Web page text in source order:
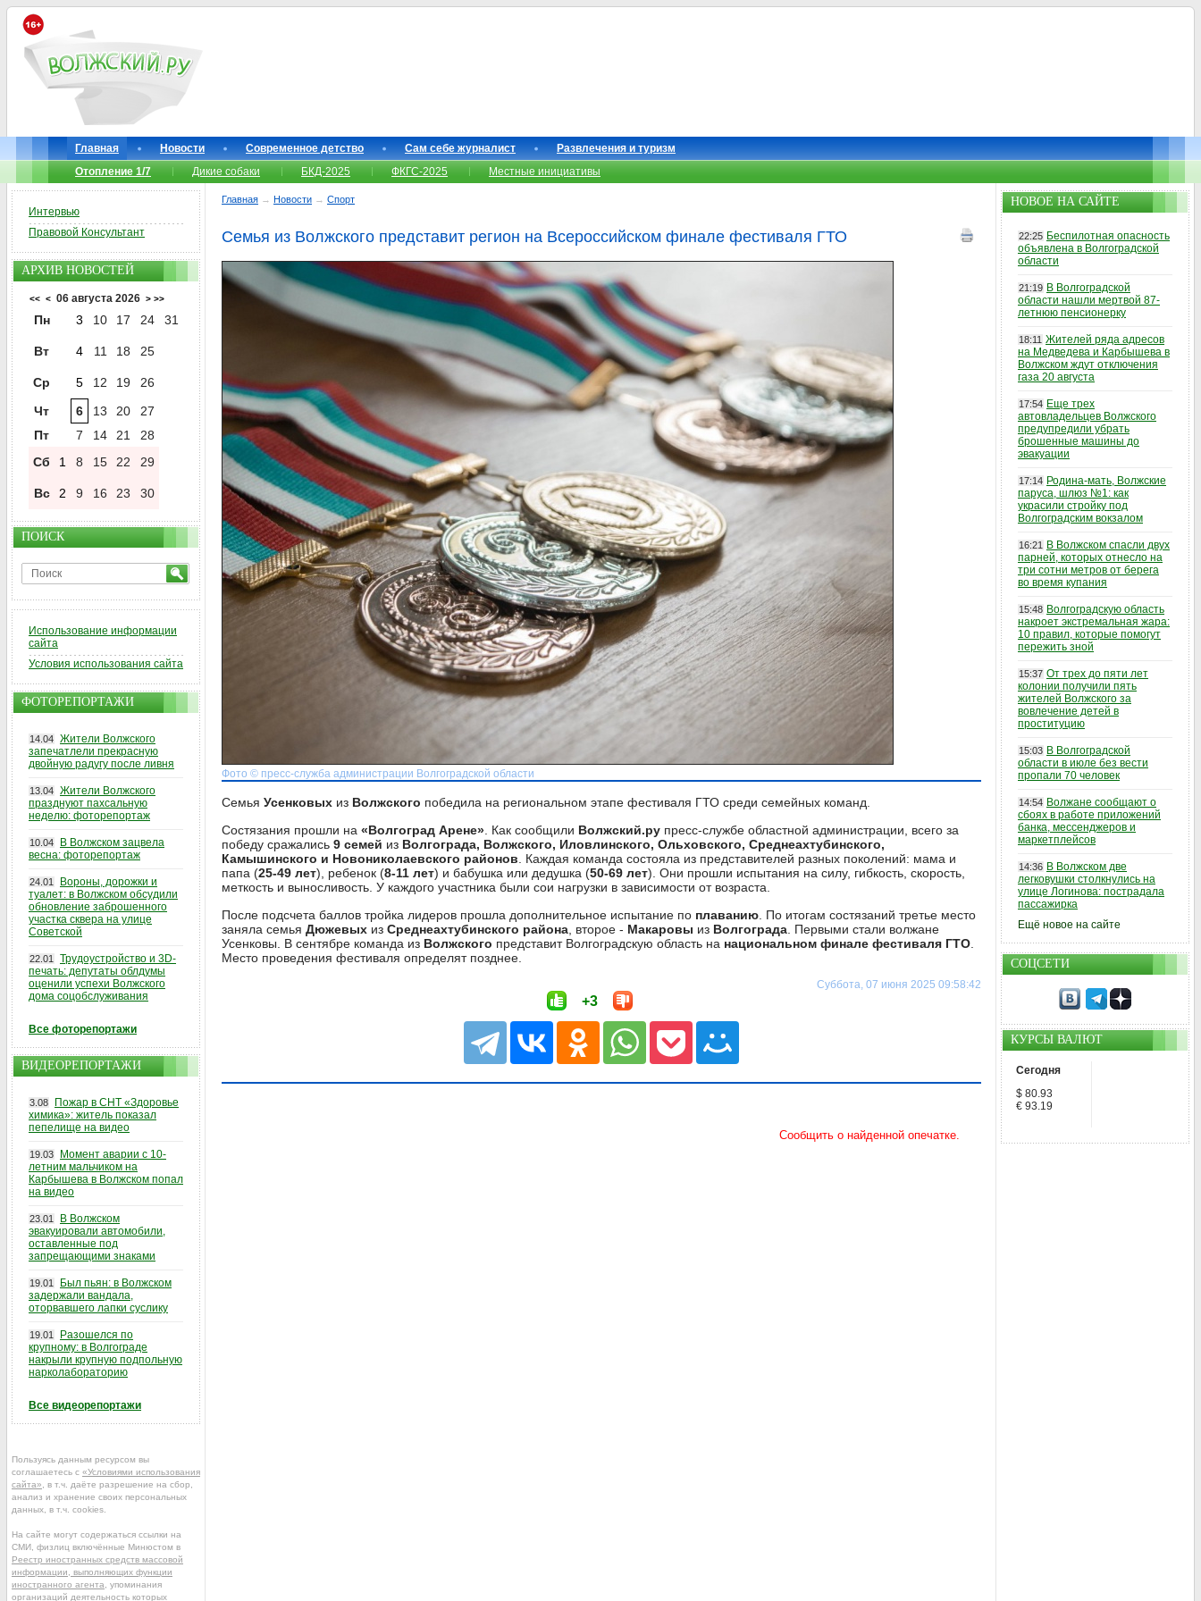
Главная Новости Современное детство Сам себе журналист
Развлечения и туризм
Отопление 1/7
Дикие собаки БКД-2025 ФКГС-2025 Местные инициативы
Главная → Новости → Спорт
Семья из Волжского представит регион на Всероссийском финале фестиваля ГТО
Фото © пресс-служба администрации Волгоградской области
Семья Усенковых из Волжского победила на региональном этапе фестиваля ГТО среди семейных команд.
Состязания прошли на «Волгоград Арене» . Как сообщили Волжский.ру пресс-службе областной администрации, всего за
победу сражались 9 семей из Волгограда, Волжского, Иловлинского, Ольховского, Среднеахтубинского,
Камышинского и Новониколаевского районов . Каждая команда состояла из представителей разных поколений: мама и
папа (25-49 лет), ребенок (8-11 лет) и бабушка или дедушка (50-69 лет). Они прошли испытания на силу, гибкость, скорость,
меткость и выносливость. У каждого участника были сои нагрузки в зависимости от возраста.
После подсчета баллов тройка лидеров прошла дополнительное испытание по плаванию . По итогам состязаний третье место
заняла семья Дюжевых из Среднеахтубинского района , второе - Макаровы из Волгограда . Первыми стали волжане
Усенковы. В сентябре команда из Волжского представит Волгоградскую область на национальном финале фестиваля ГТО
Место проведения фестиваля определят позднее.
Суббота, 07 июня 2025 09:58:42
+3
Интервью
Правовой Консультант
АРХИВ НОВОСТЕЙ
<< < 06 августа 2026 > >>
Пн 3 10 17 24 31
Вт 4 11 18 25
Ср 5 12 19
26
Чт
6 13 20
27
Пт
7 14 21
28
Сб
1 8 15 22 29
Вс 2 9 16 23 30
ПОИСК
Использование информации
сайта
Условия использования сайта
ФОТОРЕПОРТАЖИ
14.04 Жители Волжского
запечатлели прекрасную
двойную радугу после ливня
13.04 Жители Волжского
празднуют пахсальную
неделю: фоторепортаж
10.04
В Волжском зацвела
весна: фоторепортаж
24.01
Вороны, дорожки и
туалет: в Волжском обсудили
обновление заброшенного
участка сквера на улице
Советской
22.01
Трудоустройство и 3D-
печать: депутаты облдумы
оценили успехи Волжского
дома соцобслуживания
Все фоторепортажи
ВИДЕОРЕПОРТАЖИ
3.08
Пожар в СНТ «Здоровье
химика»: житель показал
пепелище на видео
19.03
Момент аварии с 10-
летним мальчиком на
Карбышева в Волжском попал
на видео
23.01
В Волжском
эвакуировали автомобили,
оставленные под
запрещающими знаками
19.01
Был пьян: в Волжском
задержали вандала,
оторвавшего лапки суслику
19.01
Разошелся по
крупному: в Волгограде
накрыли крупную подпольную
нарколабораторию
Все видеорепортажи
Пользуясь данным ресурсом вы
соглашаетесь с «Условиями использования
сайта» , в т.ч. даёте разрешение на сбор,
анализ и хранение своих персональных
данных, в т.ч. cookies.
На сайте могут содержаться ссылки на
СМИ, физлиц включённые Минюстом в
Реестр иностранных средств массовой
информации, выполняющих функции
иностранного агента , упоминания
организаций деятельность которых
НОВОЕ НА САЙТЕ
22:25 Беспилотная опасность
объявлена в Волгоградской
области
21:19 В Волгоградской
области нашли мертвой 87-
летнюю пенсионерку
18:11 Жителей ряда адресов
на Медведева и Карбышева в
Волжском ждут отключения
газа 20 августа
17:54 Еще трех
автовладельцев Волжского
предупредили убрать
брошенные машины до
эвакуации
17:14 Родина-мать, Волжские
паруса, шлюз №1: как
украсили стройку под
Волгоградским вокзалом
16:21
В Волжском спасли двух
парней, которых отнесло на
три сотни метров от берега
во время купания
15:48 Волгоградскую область
накроет экстремальная жара:
10 правил, которые помогут
пережить зной
15:37 От трех до пяти лет
колонии получили пять
жителей Волжского за
вовлечение детей в
проституцию
15:03 В Волгоградской
области в июле без вести
пропали 70 человек
14:54 Волжане сообщают о
сбоях в работе приложений
банка, мессенджеров и
маркетплейсов
14:36 В Волжском две
легковушки столкнулись на
улице Логинова: пострадала
пассажирка
Ещё новое на сайте
СОЦСЕТИ
КУРСЫ ВАЛЮТ
Сегодня
$ 80.93
€ 93.19